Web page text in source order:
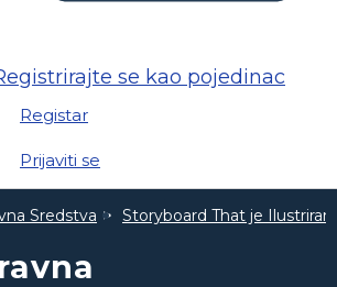
se kao pojedinac
Registar
Prijaviti se
Sredstva Storyboard That je